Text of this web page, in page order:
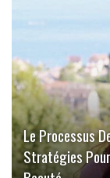
Le Processus
Stratégies